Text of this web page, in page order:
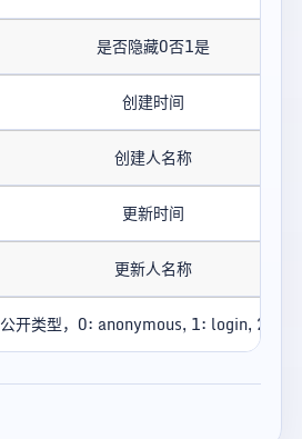
是否隐藏0否1是
创建时间
创建人名称
更新时间
更新人名称
公开类型，0: anonymous, 1: login, 2: